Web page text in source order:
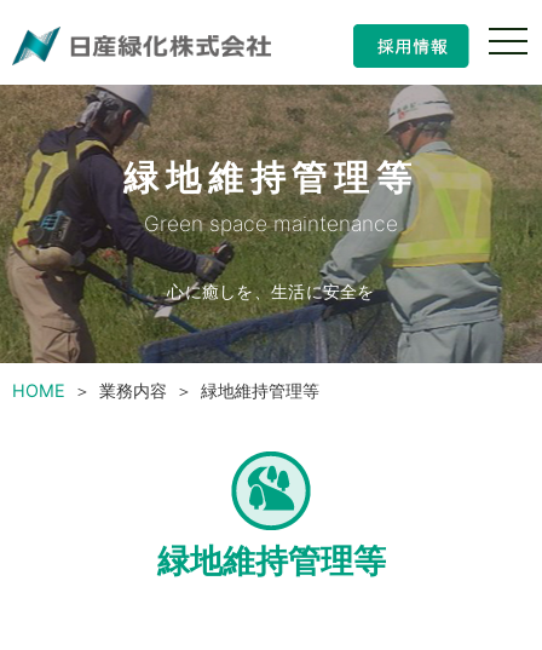
ナ
ビ
ゲ
ー
シ
ョ
ン
の
開
閉
緑地維持管理等
Green space maintenance
心に癒しを、生活に安全を
HOME 業務内容 緑地維持管理等
緑地維持管理等